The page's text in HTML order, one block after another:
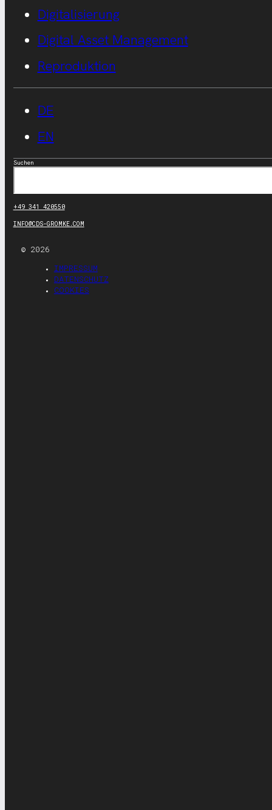
Digitalisierung
Digital Asset Management
Reproduktion
DE
EN
Suchen
+49 341 420550
INFO@CDS-GROMKE.COM
© 2026
IMPRESSUM
DATENSCHUTZ
COOKIES